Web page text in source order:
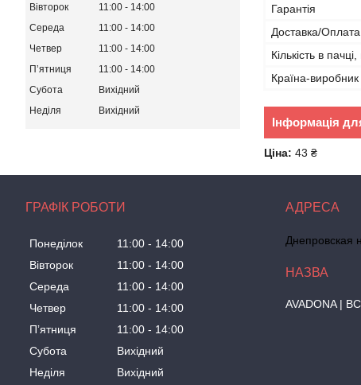
Гарантія
Доставка/Оплата
Кількість в пачці,
Країна-виробник
Інформація
Ціна: 43 ₴
Вівторок
11:00
14:00
Середа
11:00
14:00
Четвер
11:00
14:00
Пʼятниця
11:00
14:00
Субота
Вихідний
Неділя
Вихідний
ГРАФІК РОБОТИ
Понеділок 11:00
14:00
Вівторок
11:00
14:00
Середа
11:00
14:00
Четвер
11:00
14:00
Пʼятниця
11:00
14:00
Субота
Вихідний
Неділя
Вихідний
Днепровская
AVADONA |